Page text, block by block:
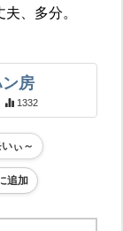
、多分。
房
1332
ぃ～
追加